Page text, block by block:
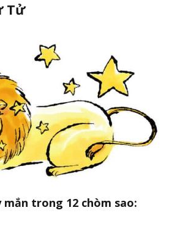
Tử
mắn trong 12 chòm sao: